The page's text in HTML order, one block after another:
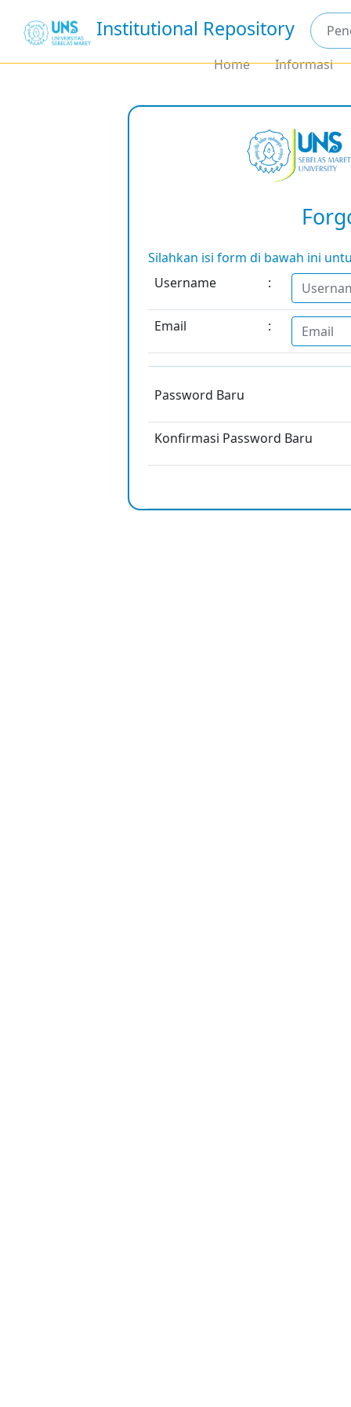
Institutional Repository
Home Informasi
Silahkan isi form di bawah ini
Username
:
Email :
Password Baru
Konfirmasi Password Baru